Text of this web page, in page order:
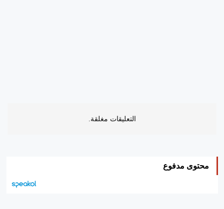
التعليقات مغلقة.
محتوى مدفوع